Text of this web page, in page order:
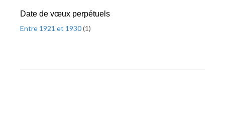
Date de vœux perpétuels
Entre 1921 et 1930(1)